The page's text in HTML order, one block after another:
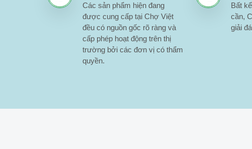
Các sản phẩm hiện đang
được cung cấp tại Chợ Việt
đều có nguồn gốc rõ ràng và
cấp phép hoạt động trên thị
trường bởi các đơn vị có thẩm
quyền.
Bất
cần,
giải